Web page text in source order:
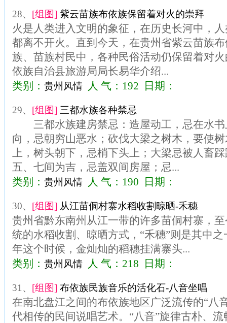
28、 [组图] 紫云苗族布依族保留着对火的崇拜
火是人类进入文明的象征，在历史长河中，
都离不开火。直到今天，在贵州省紫云苗族
族、苗族村民中，各种民俗活动仍保留着对
依族自治县旅游局局长易华介绍...
类别： 贵州风情 人 气：192 日期：
29、 [组图] 三都水族各种禁忌
三都水族建房禁忌：造屋动工，忌在水书
向，忌朝穷山恶水；砍伐大梁之树木，要使
上，树头朝下，忌梢下头上；大梁忌被人畜
五、七间为吉，忌盖双间房屋；忌...
类别： 贵州风情 人 气：190 日期：
30、 [组图] 从江苗侗村寨水稻收割晾晒-禾穗
贵州省黔东南州从江一带的许多苗侗村寨，
统的水稻收割、晾晒方式，“禾穗”则是其中之
年这个时候，金灿灿的稻穗挂满寨头...
类别： 贵州风情 人 气：218 日期：
31、 [组图] 布依族民族音乐的活化石-八音坐唱
在南北盘江之间的布依族地区广泛流传的“八
代相传的民间说唱艺术。“八音”旋律古朴、